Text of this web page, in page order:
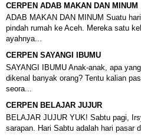
CERPEN ADAB MAKAN DAN MINUM
ADAB MAKAN DAN MINUM Suatu
pindah rumah ke Aceh. Mereka satu
ayahnya...
CERPEN SAYANGI IBUMU
SAYANGI IBUMU Anak-anak, apa
dikenal banyak orang? Tentu kalian
seora...
CERPEN BELAJAR JUJUR
BELAJAR JUJUR YUK! Sabtu pagi,
sarapan. Hari Sabtu adalah hari pasar